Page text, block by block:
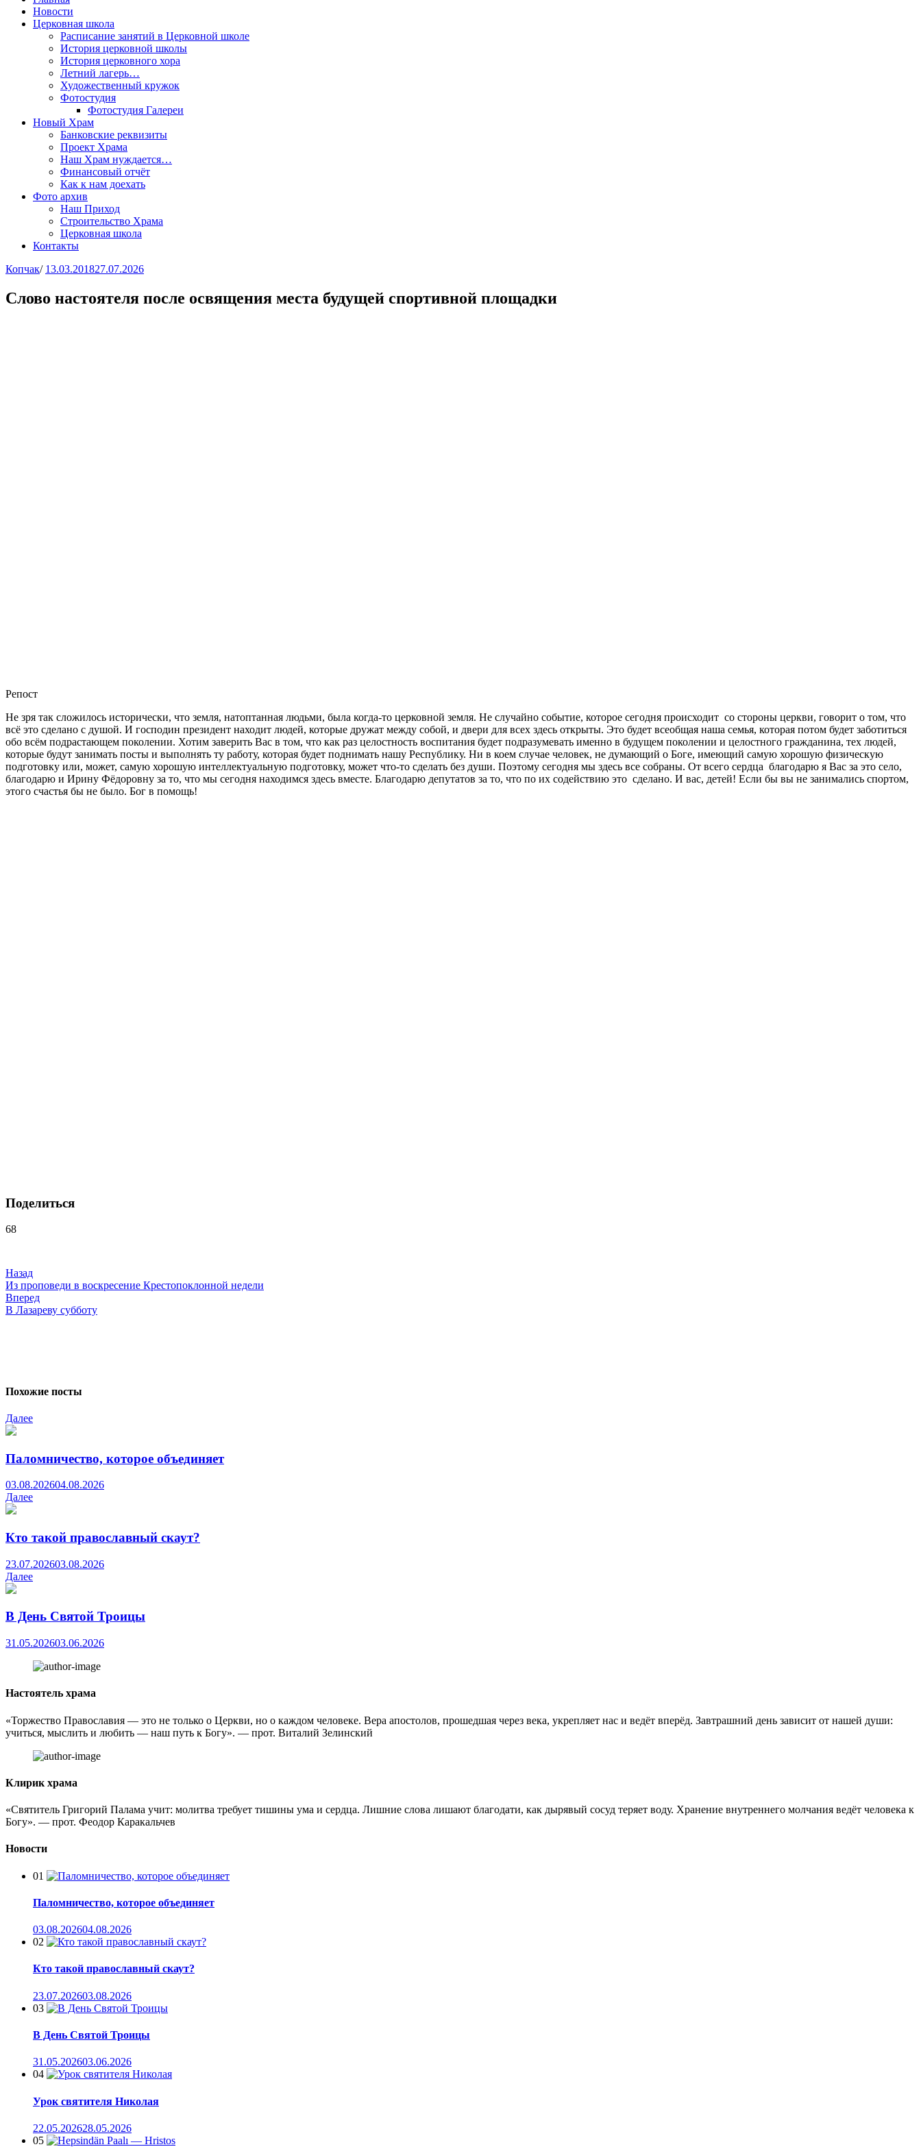
Новости
Церковная школа
Расписание занятий в Церковной школе
История церковной школы
История церковного хора
Летний лагерь…
Художественный кружок
Фотостудия
Фотостудия Галереи
Новый Храм
Банковские реквизиты
Проект Храма
Наш Храм нуждается…
Финансовый отчёт
Как к нам доехать
Фото архив
Наш Приход
Строительство Храма
Церковная школа
Контакты
Копчак/ 13.03.201827.07.2026
Слово настоятеля после освящения места будущей спортивной площадки
Репост
Не зря так сложилось исторически, что земля, натоптанная людьми, была когда-то церковной земля. Не случайно событие, которое сегодня происходит со стороны церкви, говорит о том, что
всё это сделано с душой. И господин президент находит людей, которые дружат между собой, и двери для всех здесь открыты. Это будет всеобщая наша семья, которая потом будет заботиться
обо всём подрастающем поколении. Хотим заверить Вас в том, что как раз целостность воспитания будет подразумевать именно в будущем поколении и целостного гражданина, тех людей,
которые будут занимать посты и выполнять ту работу, которая будет поднимать нашу Республику. Ни в коем случае человек, не думающий о Боге, имеющий самую хорошую физическую
подготовку или, может, самую хорошую интеллектуальную подготовку, может что-то сделать без души. Поэтому сегодня мы здесь все собраны. От всего сердца благодарю я Вас за это село,
благодарю и Ирину Фёдоровну за то, что мы сегодня находимся здесь вместе. Благодарю депутатов за то, что по их содействию это сделано. И вас, детей! Если бы вы не занимались спортом,
этого счастья бы не было. Бог в помощь!
Поделиться
68
записям
Назад
Из проповеди в воскресение Крестопоклонной недели
Вперед
В Лазареву субботу
Похожие посты
Далее
Паломничество, которое объединяет
03.08.202604.08.2026
Далее
Кто такой православный скаут?
23.07.202603.08.2026
Далее
В День Святой Троицы
31.05.202603.06.2026
Настоятель храма
«Торжество Православия — это не только о Церкви, но о каждом человеке. Вера апостолов, прошедшая через века, укрепляет нас и ведёт вперёд. Завтрашний день зависит от нашей души:
учиться, мыслить и любить — наш путь к Богу». — прот. Виталий Зелинский
Клирик храма
«Святитель Григорий Палама учит: молитва требует тишины ума и сердца. Лишние слова лишают благодати, как дырявый сосуд теряет воду. Хранение внутреннего молчания ведёт человека к
Богу». — прот. Феодор Каракальчев
Новости
01
Паломничество, которое объединяет
03.08.202604.08.2026
02
Кто такой православный скаут?
23.07.202603.08.2026
03
В День Святой Троицы
31.05.202603.06.2026
04
Урок святителя Николая
22.05.202628.05.2026
05